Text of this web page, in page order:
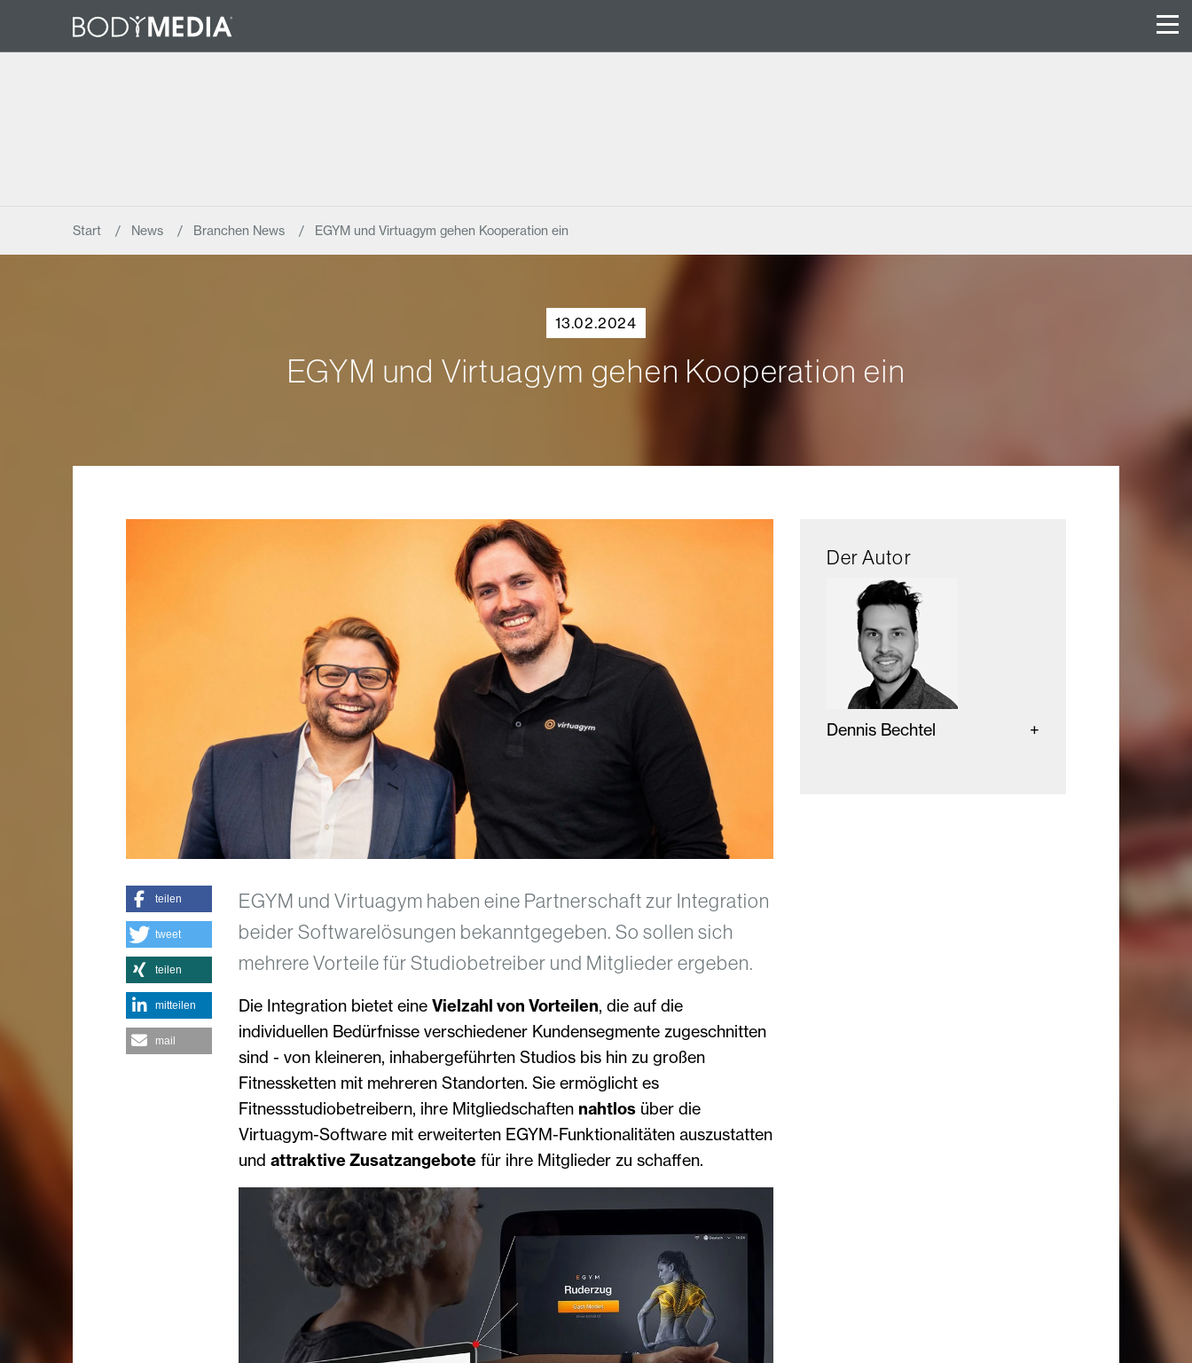
Start News Branchen News EGYM und Virtuagym gehen Kooperation ein
13.02.2024
EGYM und Virtuagym gehen Kooperation ein
EGYM und Virtuagym haben eine Partnerschaft zur Integration
beider Softwarelösungen bekanntgegeben. So sollen sich
mehrere Vorteile für Studiobetreiber und Mitglieder ergeben.
Die Integration bietet eine Vielzahl von Vorteilen, die auf die
individuellen Bedürfnisse verschiedener Kundensegmente zugeschnitten
sind - von kleineren, inhabergeführten Studios bis hin zu großen
Fitnessketten mit mehreren Standorten. Sie ermöglicht es
Fitnessstudiobetreibern, ihre Mitgliedschaften nahtlosüber die
Virtuagym-Software mit erweiterten EGYM-Funktionalitäten auszustatten
und attraktive Zusatzangebotefür ihre Mitglieder zu schaffen.
teilen
tweet
teilen
mitteilen
mail
Der Autor
Dennis Bechtel